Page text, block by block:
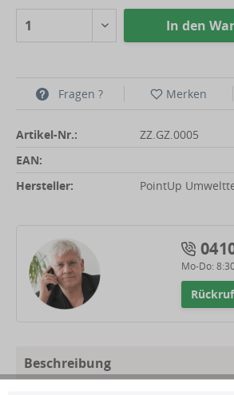
In den
Fragen ? Merken
Artikel-Nr.:
ZZ.GZ.0005
EAN:
Hersteller:
PointUp
Mo-Do:
Beschreibung